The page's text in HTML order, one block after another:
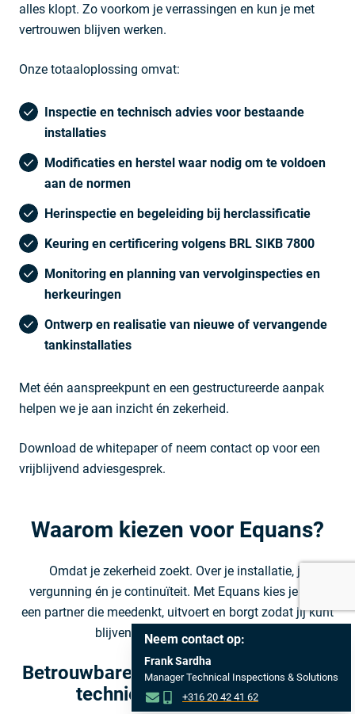
alles klopt. Zo voorkom je verrassingen en kun je met
vertrouwen blijven werken.
Onze totaaloplossing omvat:
Inspectie en technisch advies voor bestaande
installaties
Modificaties en herstel waar nodig om te voldoen
aan de normen
Herinspectie en begeleiding bij herclassificatie
Keuring en certificering volgens BRL SIKB 7800
Monitoring en planning van vervolginspecties en
herkeuringen
Ontwerp en realisatie van nieuwe of vervangende
tankinstallaties
Met één aanspreekpunt en een gestructureerde aanpak
helpen we je aan inzicht én zekerheid.
Download de whitepaper of neem contact op voor een
vrijblijvend adviesgesprek.
Waarom kiezen voor Equans?
Omdat je zekerheid zoekt. Over je installatie, je
vergunning én je continuïteit. Met Equans kies je voor
een partner die meedenkt, uitvoert en borgt zodat jij kunt
blijven focussen op je proces.
Betrouwbare partner met kennis van
techniek én regelgeving
Neem contact op:
Frank Sardha
Manager Technical Inspections & Solutions
+316 20 42 41 62